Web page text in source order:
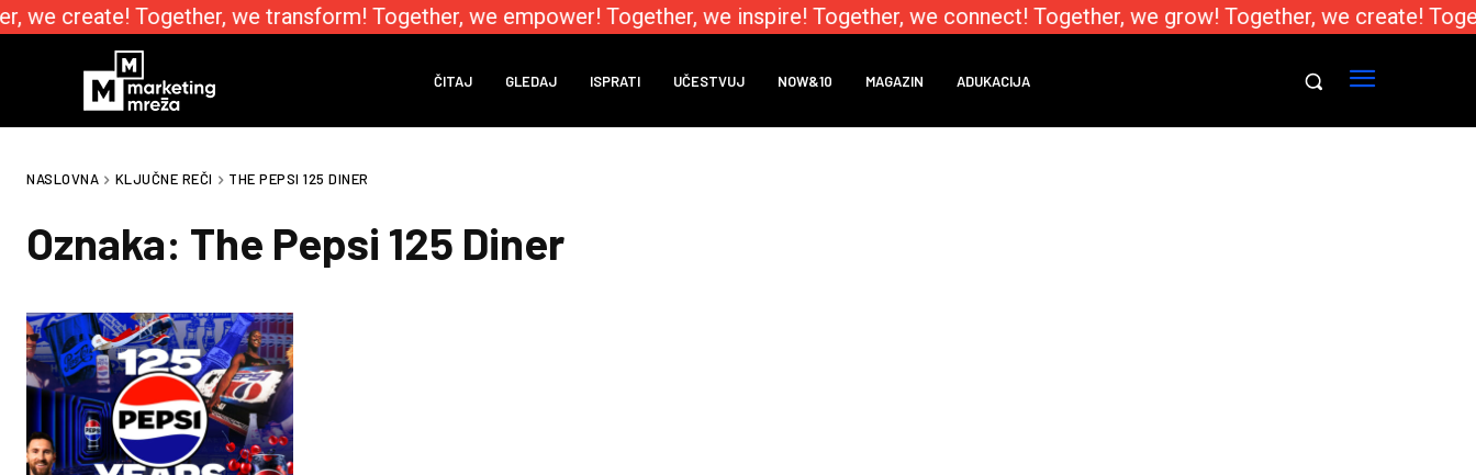
we create! Together, we transform! Together, we empower! Together, we inspire! Together, we connect! Together, we grow! Together, we create!
ČITAJ GLEDAJ ISPRATI UČESTVUJ NOW&10 MAGAZIN ADUKACIJA
NASLOVNA KLJUČNE REČI THE PEPSI 125 DINER
Oznaka: The Pepsi 125 Diner